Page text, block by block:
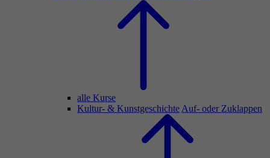
alle Kurse
Kultur- & Kunstgeschichte Auf- oder Zuklappen